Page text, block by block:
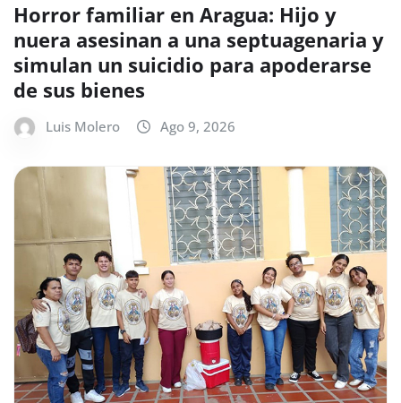
Horror familiar en Aragua: Hijo y
nuera asesinan a una septuagenaria y
simulan un suicidio para apoderarse
de sus bienes
Luis Molero Ago 9, 2026